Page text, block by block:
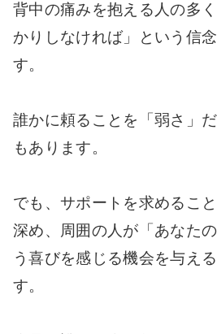
背中の痛みを抱える人の多
かりしなければ」という信
す。
誰かに頼ることを「弱さ」
もあります。
でも、サポートを求めるこ
深め、周囲の人が「あなた
う喜びを感じる機会を与え
す。